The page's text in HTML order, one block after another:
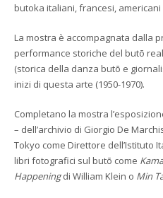
butoka italiani, francesi,
La mostra è accompagnata dalla
performance storiche del butō
(storica della danza butō e
inizi di questa arte (1950-1970).
Completano la mostra
– dell’archivio di Giorgio De
Tokyo come Direttore dell’Istituto
libri fotografici sul butō come
Happeningdi William Klein o Min